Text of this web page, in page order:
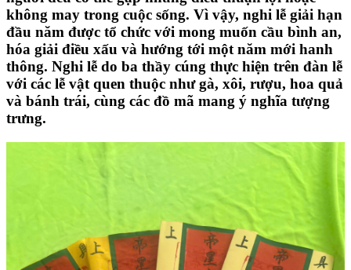
không may trong cuộc sống. Vì vậy, nghi lễ giải hạn
đầu năm được tổ chức với mong muốn cầu bình an,
hóa giải điều xấu và hướng tới một năm mới hanh
thông. Nghi lễ do ba thầy cúng thực hiện trên đàn lễ
với các lễ vật quen thuộc như gà, xôi, rượu, hoa quả
và bánh trái, cùng các đồ mã mang ý nghĩa tượng
trưng.